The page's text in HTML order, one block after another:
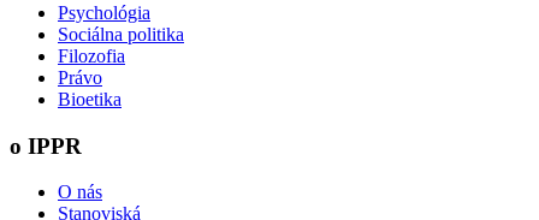
Psychológia
Sociálna politika
Filozofia
Právo
Bioetika
o IPPR
O nás
Stanoviská